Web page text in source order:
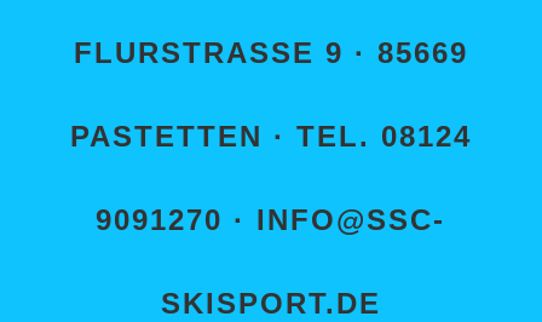
FLURSTRASSE 9 · 85669 P
ASTETTEN · TEL. 08124 9
091270 · INFO@SSC-S
KISPORT.DE